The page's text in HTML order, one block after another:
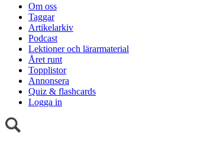
Om oss
Taggar
Artikelarkiv
Podcast
Lektioner och lärarmaterial
Året runt
Topplistor
Annonsera
Quiz & flashcards
Logga in